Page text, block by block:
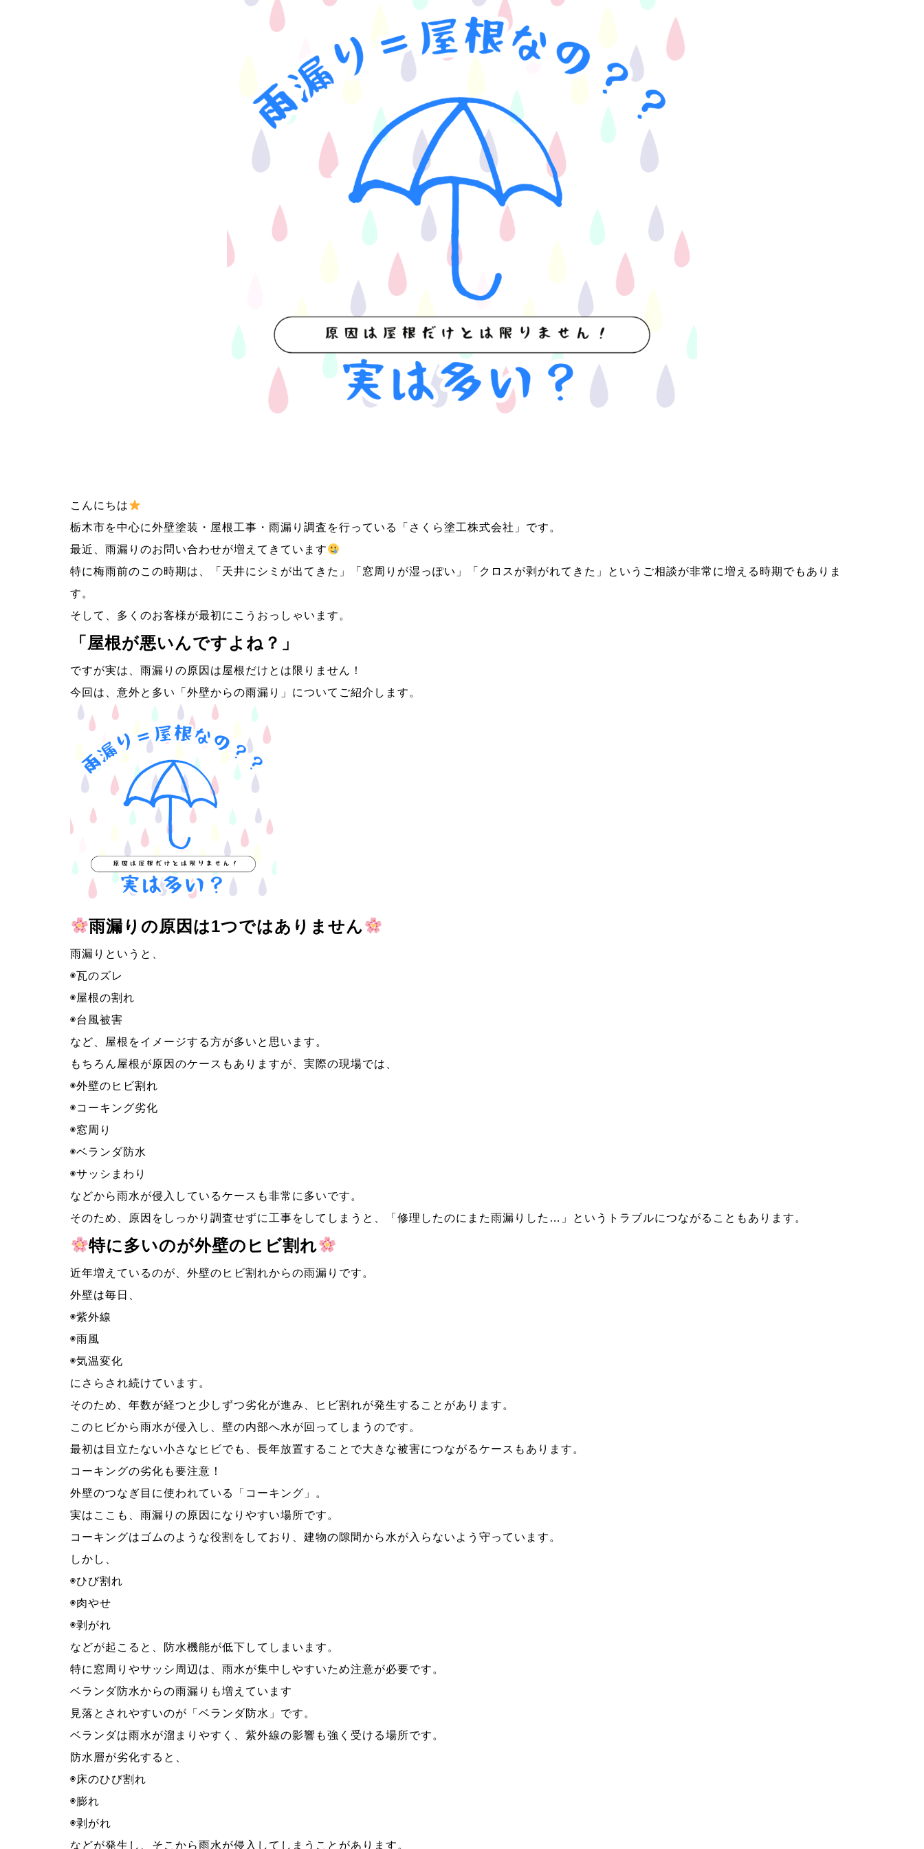
こんにちは
栃木市を中心に外壁塗装・屋根工事・雨漏り調査を行っている「さくら塗工株式会社」です。
最近、雨漏りのお問い合わせが増えてきています
特に梅雨前のこの時期は、「天井にシミが出てきた」「窓周りが湿っぽい」「クロスが剥がれてきた」というご相談が非常に増える時期でもありま
す。
そして、多くのお客様が最初にこうおっしゃいます。
「屋根が悪いんですよね？」
ですが実は、雨漏りの原因は屋根だけとは限りません！
今回は、意外と多い「外壁からの雨漏り」についてご紹介します。
雨漏りの原因は1つではありません
雨漏りというと、
◉瓦のズレ
◉屋根の割れ
◉台風被害
など、屋根をイメージする方が多いと思います。
もちろん屋根が原因のケースもありますが、実際の現場では、
◉外壁のヒビ割れ
◉コーキング劣化
◉窓周り
◉ベランダ防水
◉サッシまわり
などから雨水が侵入しているケースも非常に多いです。
そのため、原因をしっかり調査せずに工事をしてしまうと、「修理したのにまた雨漏りした…」というトラブルにつながることもあります。
特に多いのが外壁のヒビ割れ
近年増えているのが、外壁のヒビ割れからの雨漏りです。
外壁は毎日、
◉紫外線
◉雨風
◉気温変化
にさらされ続けています。
そのため、年数が経つと少しずつ劣化が進み、ヒビ割れが発生することがあります。
このヒビから雨水が侵入し、壁の内部へ水が回ってしまうのです。
最初は目立たない小さなヒビでも、長年放置することで大きな被害につながるケースもあります。
コーキングの劣化も要注意！
外壁のつなぎ目に使われている「コーキング」。
実はここも、雨漏りの原因になりやすい場所です。
コーキングはゴムのような役割をしており、建物の隙間から水が入らないよう守っています。
しかし、
◉ひび割れ
◉肉やせ
◉剥がれ
などが起こると、防水機能が低下してしまいます。
特に窓周りやサッシ周辺は、雨水が集中しやすいため注意が必要です。
ベランダ防水からの雨漏りも増えています
見落とされやすいのが「ベランダ防水」です。
ベランダは雨水が溜まりやすく、紫外線の影響も強く受ける場所です。
防水層が劣化すると、
◉床のひび割れ
◉膨れ
◉剥がれ
などが発生し、そこから雨水が侵入してしまうことがあります。